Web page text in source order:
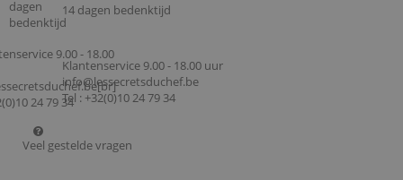
14 dagen bedenktijd
Klantenservice 9.00 - 18.00 uur
info@lessecretsduchef.be
Tel : +32(0)10 24 79 34
Veel gestelde vragen